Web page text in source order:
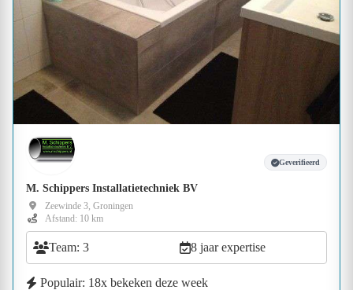
Geverifieerd
M. Schippers Installatietechniek BV
Zeewinde 3, Groningen
Afstand: 10 km
Team: 3 8 jaar expertise
Populair: 18x bekeken deze week